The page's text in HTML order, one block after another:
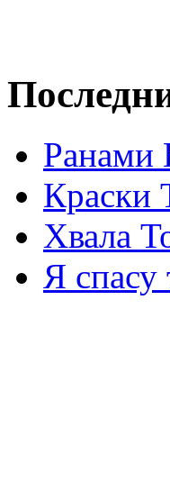
Ранами
Краски
Хвала
Я спасу